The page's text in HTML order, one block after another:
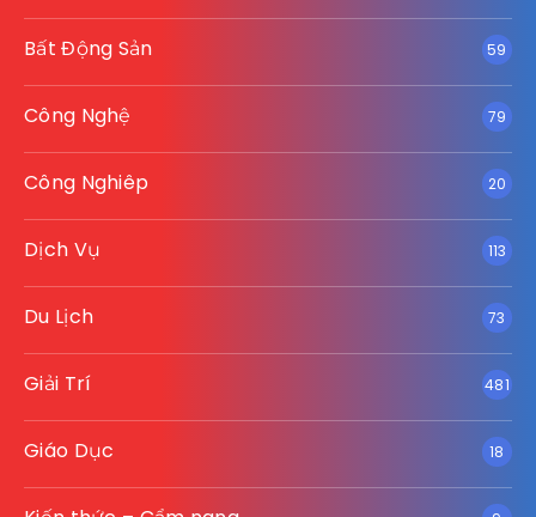
Bất Động Sản 59
Công Nghệ 79
Công Nghiêp 20
Dịch Vụ 113
Du Lịch 73
Giải Trí 481
Giáo Dục 18